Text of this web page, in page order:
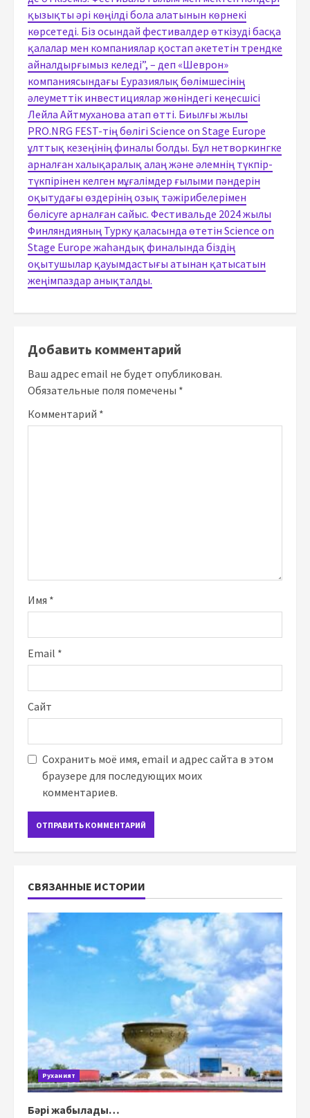
қызықты әрі көңілді бола алатынын көрнекі
көрсетеді. Біз осындай фестивалдер өткізуді басқа
қалалар мен компаниялар қостап әкететін трендке
айналдырғымыз келеді”, – деп «Шеврон»
компаниясындағы Еуразиялық бөлімшесінің
әлеуметтік инвестициялар жөніндегі кеңесшісі
Лейла Айтмуханова атап өтті. Биылғы жылы
PRO.NRG FEST-тің бөлігі Science on Stage Europe
ұлттық кезеңінің финалы болды. Бұл нетворкингке
арналған халықаралық алаң және әлемнің түкпір-
түкпірінен келген мұғалімдер ғылыми пәндерін
оқытудағы өздерінің озық тәжірибелерімен
бөлісуге арналған сайыс. Фестивальде 2024 жылы
Финляндияның Турку қаласында өтетін Science on
Stage Europe жаһандық финалында біздің
оқытушылар қауымдастығы атынан қатысатын
жеңімпаздар анықталды.
Добавить комментарий
Ваш адрес email не будет опубликован.
Обязательные поля помечены *
Комментарий *
Имя *
Email *
Сайт
Сохранить моё имя, email и адрес сайта в этом
браузере для последующих моих
комментариев.
СВЯЗАННЫЕ ИСТОРИИ
Руханият
Бәрі жабылады…